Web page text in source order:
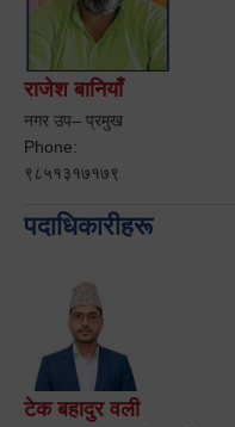
राजेश बानियाँ
नगर उप– प्रमुख
Phone:
९८५१३१७१७९
पदाधिकारीहरू
टेक बहादुर वली